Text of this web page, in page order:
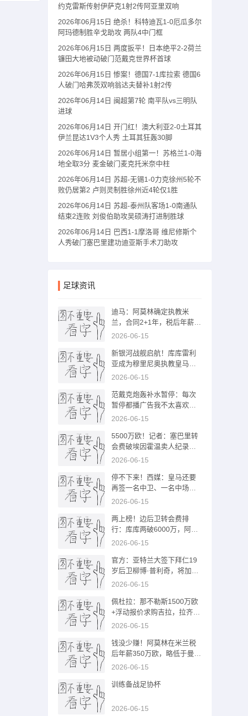
约克雷斯传射伊萨克1射2传阿亚里双响
2026年06月15日 绝杀！科特迪瓦1-0厄瓜多尔
阿玛德制胜辛戈助攻 两队4中门框
2026年06月15日 两度扳平！日本绝平2-2荷兰
镰田大地被动破门范戴克世界杯首球
2026年06月15日 惨案！德国7-1库拉索 德国6
人破门哈弗茨双响翁达夫替补1射2传
2026年06月14日 闽超第7轮 南平队vs三明队
进球
2026年06月14日 开门红！澳大利亚2-0土耳其
伊兰昆达1V3个人秀 土耳其狂轰30脚
2026年06月14日 暂居小组第一！苏格兰1-0海
地全取3分 麦金破门麦克托米奈中柱
2026年06月14日 苏超-无锡1-0力克徐州5轮不
败仍居第2 卢则灵制胜徐州近4轮仅1胜
2026年06月14日 苏超-泰州队客场1-0南通队
结束2连败 刘俊伯助攻吴硕涛打进制胜球
2026年06月14日 巴西1-1摩洛哥 维尼修斯个
人秀破门塞巴里建功迪亚斯手术刀助攻
足球资讯
迪马：阿莫林确定执教米
兰，合同2+1年，税后年薪3
50万欧+奖金
2026-06-15
新银河战舰启航！库库雷利
亚成为穆里尼奥执教皇马首
笔官宣引援
2026-06-15
范戴克炮轰补水暂停：每次
暂停都播广告我不太喜欢，
对观众也不好
2026-06-15
5500万欧！记者：塞巴里转
会费破埃因霍温卖人纪录，
此前是加克波
2026-06-15
停不下来！西媒：皇马还要
再签一名中卫、一名中场和
一名锋线
2026-06-15
两上榜！边后卫转会费排
行：库库两破6000万，阿什
拉夫6800万居首
2026-06-15
官方：亚特兰大签下拜仁19
岁后卫柳博·普利奇，将加入
U23梯队
2026-06-15
佩杜拉：那不勒斯1500万欧
+浮动报价求购吉拉，拉齐奥
希望3000万
2026-06-15
钱没少赚！阿莫林在米兰税
后年薪350万欧，略低于曼联
时期薪水
2026-06-15
训练备战足协杯 ​​​
2026-06-15